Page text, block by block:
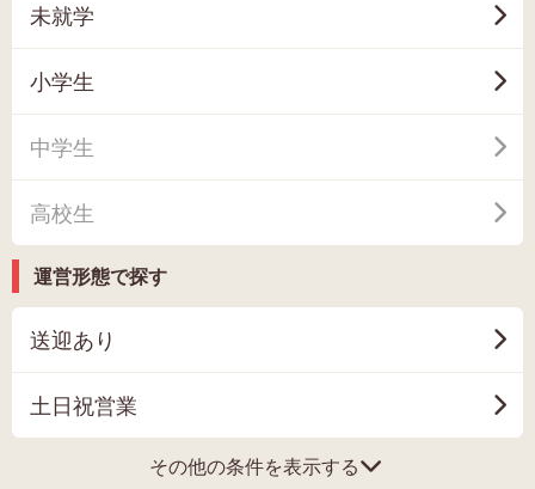
未就学
小学生
中学生
高校生
運営形態で探す
送迎あり
土日祝営業
その他の条件を表示する